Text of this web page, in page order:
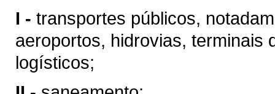
I - transportes públicos,
aeroportos, hidrovias, terminais
logísticos;